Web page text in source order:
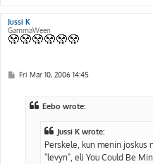
Jussi K
GammaWeen
PFri Mar 10, 2006 14:45
Eebo wrote:
Jussi K wrote:
Perskele, kun menin joskus
"levyn", eli You Could Be